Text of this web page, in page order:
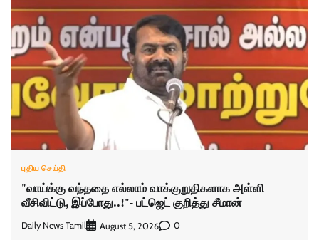
புதிய செய்தி
"வாய்க்கு வந்ததை எல்லாம் வாக்குறுதிகளாக அள்ளி
வீசிவிட்டு, இப்போது..!"- பட்ஜெட் குறித்து சீமான்
Daily News Tamil August 5, 2026 0